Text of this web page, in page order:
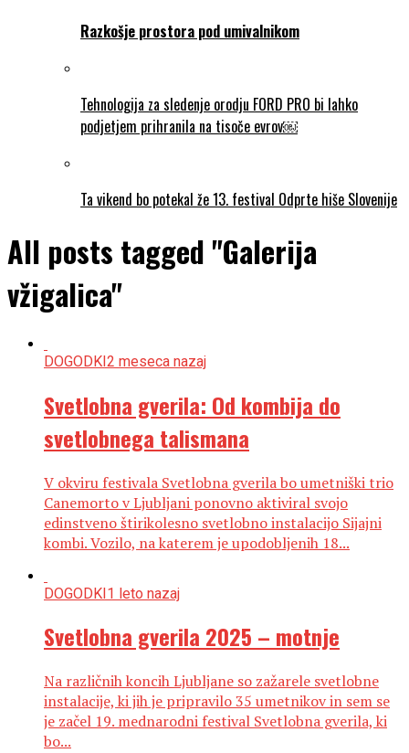
Razkošje prostora pod umivalnikom
Tehnologija za sledenje orodju FORD PRO bi lahko
podjetjem prihranila na tisoče evrov￼
Ta vikend bo potekal že 13. festival Odprte hiše Slovenije
All posts tagged "Galerija
vžigalica"
DOGODKI2 meseca nazaj
Svetlobna gverila: Od kombija do
svetlobnega talismana
V okviru festivala Svetlobna gverila bo umetniški trio
Canemorto v Ljubljani ponovno aktiviral svojo
edinstveno štirikolesno svetlobno instalacijo Sijajni
kombi. Vozilo, na katerem je upodobljenih 18...
DOGODKI1 leto nazaj
Svetlobna gverila 2025 – motnje
Na različnih koncih Ljubljane so zažarele svetlobne
instalacije, ki jih je pripravilo 35 umetnikov in sem se
je začel 19. mednarodni festival Svetlobna gverila, ki
bo...